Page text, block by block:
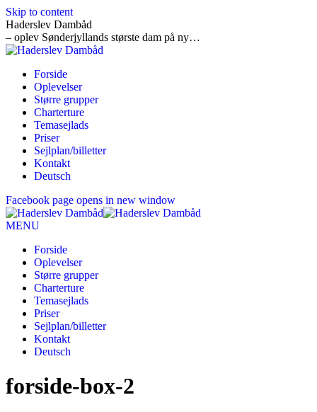
Skip to content
Haderslev Dambåd
– oplev Sønderjyllands største dam på ny…
Forside
Oplevelser
Større grupper
Charterture
Temasejlads
Priser
Sejlplan/billetter
Kontakt
Deutsch
Facebook page opens in new window
MENU
Forside
Oplevelser
Større grupper
Charterture
Temasejlads
Priser
Sejlplan/billetter
Kontakt
Deutsch
forside-box-2